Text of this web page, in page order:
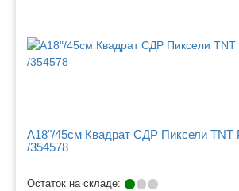
A18"/45см Квадрат СДР Пиксели TNT
/354578
Остаток на складе: